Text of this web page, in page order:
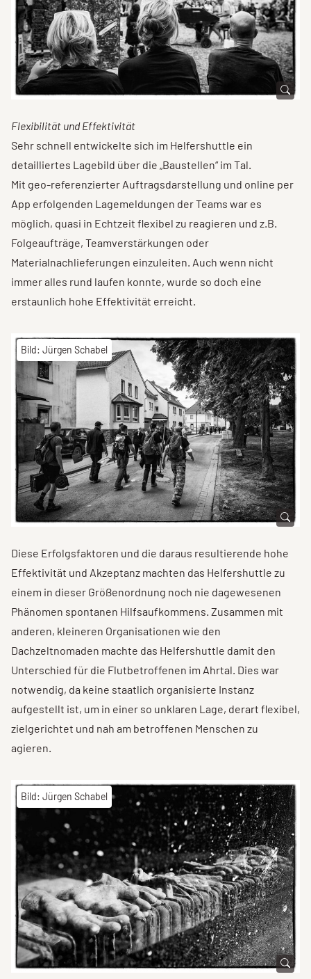
Flexibilität und Effektivität
Sehr schnell entwickelte sich im Helfershuttle ein
detailliertes Lagebild über die „Baustellen“ im Tal.
Mit geo-referenzierter Auftragsdarstellung und online per
App erfolgenden Lagemeldungen der Teams war es
möglich, quasi in Echtzeit flexibel zu reagieren und z.B.
Folgeaufträge, Teamverstärkungen oder
Materialnachlieferungen einzuleiten. Auch wenn nicht
immer alles rund laufen konnte, wurde so doch eine
erstaunlich hohe Effektivität erreicht.
Bild: Jürgen Schabel
Diese Erfolgsfaktoren und die daraus resultierende hohe
Effektivität und Akzeptanz machten das Helfershuttle zu
einem in dieser Größenordnung noch nie dagewesenen
Phänomen spontanen Hilfsaufkommens. Zusammen mit
anderen, kleineren Organisationen wie den
Dachzeltnomaden machte das Helfershuttle damit den
Unterschied für die Flutbetroffenen im Ahrtal. Dies war
notwendig, da keine staatlich organisierte Instanz
aufgestellt ist, um in einer so unklaren Lage, derart flexibel,
zielgerichtet und nah am betroffenen Menschen zu
agieren.
Bild: Jürgen Schabel